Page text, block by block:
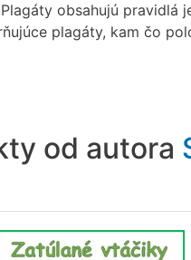
obsahujú pravidlá
plagáty, kam čo
od autora